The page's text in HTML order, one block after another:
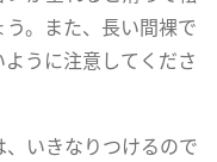
。また、長い間裸で
うに注意してくださ
いきなりつけるので